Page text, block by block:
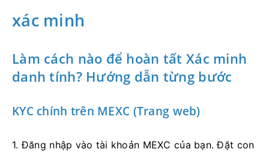
xác minh
Làm cách nào để hoàn tất Xác minh
danh tính? Hướng dẫn từng bước
KYC chính trên MEXC (Trang web)
1. Đăng nhập vào tài khoản MEXC của bạn.Đặt con